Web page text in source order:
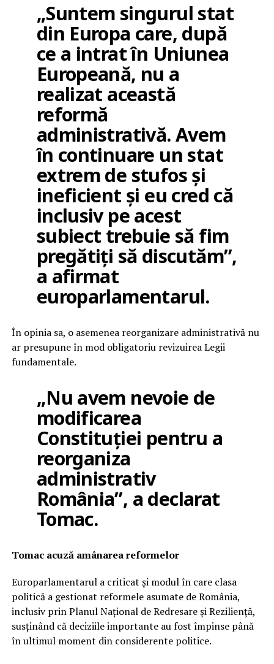
„Suntem singurul stat
din Europa care, după
ce a intrat în Uniunea
Europeană, nu a
realizat această
reformă
administrativă. Avem
în continuare un stat
extrem de stufos și
ineficient și eu cred că
inclusiv pe acest
subiect trebuie să fim
pregătiți să discutăm”,
a afirmat
europarlamentarul.
În opinia sa, o asemenea reorganizare administrativă nu
ar presupune în mod obligatoriu revizuirea Legii
fundamentale.
„Nu avem nevoie de
modificarea
Constituției pentru a
reorganiza
administrativ
România”, a declarat
Tomac.
Tomac acuză amânarea reformelor
Europarlamentarul a criticat și modul în care clasa
politică a gestionat reformele asumate de România,
inclusiv prin Planul Național de Redresare și Reziliență,
susținând că deciziile importante au fost împinse până
în ultimul moment din considerente politice.